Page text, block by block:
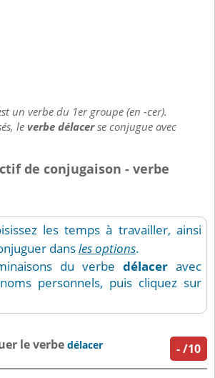
un verbe du 1er groupe (en -cer).
leverbe délacerse conjugue avec
de conjugaison - verbe
les temps à travailler, ainsi
dansles options.
du verbe délacer avec
personnels, puis cliquez sur
-/10
le verbe délacer